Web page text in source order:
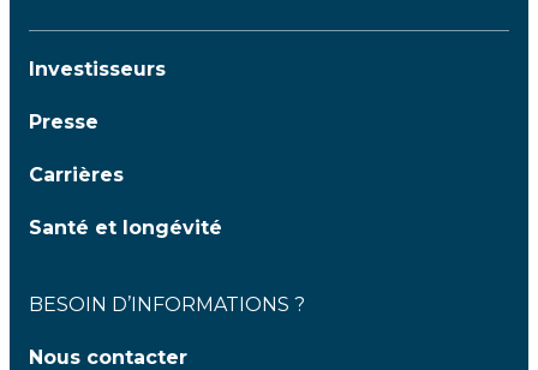
Investisseurs
Presse
Carrières
Santé et longévité
BESOIN D’INFORMATIONS ?
Nous contacter